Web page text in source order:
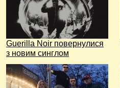
Guerilla Noir повернулися
з новим синглом